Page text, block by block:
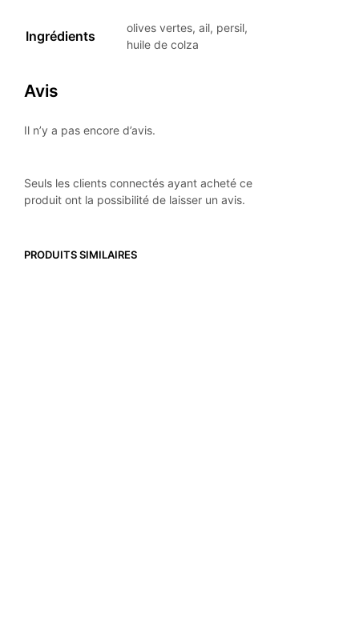
Ingrédients
olives vertes, ail, persil,
huile de colza
Avis
Il n’y a pas encore d’avis.
Seuls les clients connectés ayant acheté ce
produit ont la possibilité de laisser un avis.
PRODUITS SIMILAIRES